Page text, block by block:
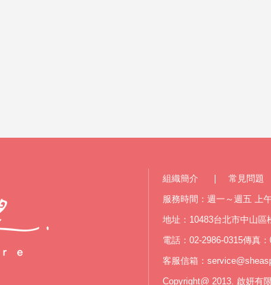
組織簡介 常見問題
服務時間：週一～週五 上
地址：10483台北市中山區
電話：02-2986-0315傳真：
客服信箱：
Copyright@ 2013. 啟妍有